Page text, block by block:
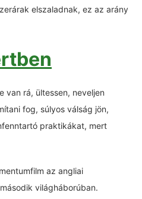
elszaladnak, ez az arány
van rá, ültessen, neveljen
fog, súlyos válság jön,
praktikákat, mert
az angliai
világháborúban.